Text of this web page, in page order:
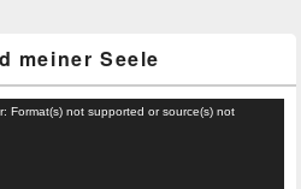
meiner Seele
Format(s) not supported or source(s) not